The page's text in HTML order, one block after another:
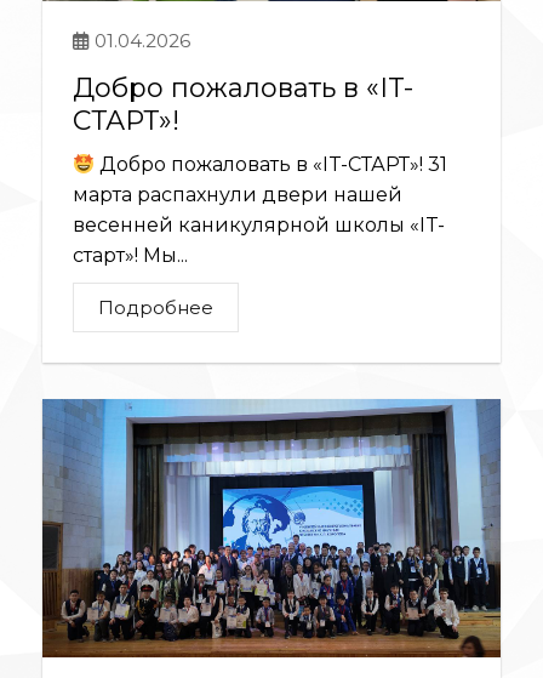
01.04.2026
Добро пожаловать в «IT-
СТАРТ»!
Добро пожаловать в «IT-СТАРТ»! 31
марта распахнули двери нашей
весенней каникулярной школы «IT-
старт»! Мы...
Подробнее